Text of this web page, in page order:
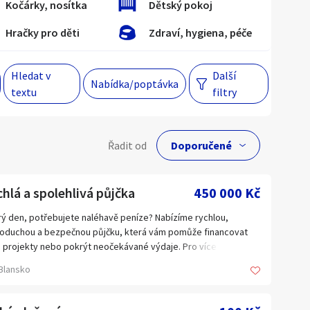
Kočárky, nosítka
Dětský pokoj
Hračky pro děti
Zdraví, hygiena, péče
Hlavní město Praha
Hledat v
textu
Nabídka/poptávka
Další
filtry
Řadit od
a spolehlivá půjčka 450 000 Kč
den, potřebujete naléhavě peníze? Nabízíme rychlou,
a bezpečnou půjčku, která vám pomůže financovat
projekty nebo pokrýt neočekávané výdaje. Pro více informací
Hlavní město Praha
Jihomoravský kraj
s personalizací nabídek, zasíláním